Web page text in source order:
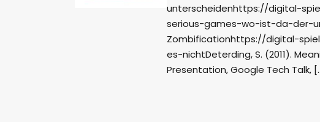
unterscheidenhttps://digital-
serious-games-wo-ist-da-der-
Zombificationhttps://digital-
es-nichtDeterding, S. (2011).
Presentation, Google Tech Talk,